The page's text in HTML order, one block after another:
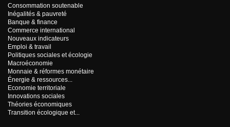
Consommation soutenable
Inégalités & pauvreté
Banque & finance
Commerce international
Nouveaux indicateurs
Emploi & travail
Politiques sociales et écologie
Macroéconomie
Monnaie & réformes monétaire
Énergie & ressources...
Economie territoriale
Innovations sociales
Théories économiques
Transition écologique et...